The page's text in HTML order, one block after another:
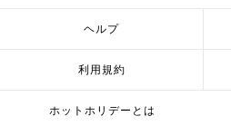
ヘルプ
利用規約
ホットホリデーとは